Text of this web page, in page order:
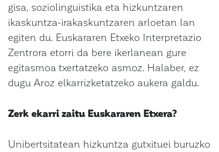
gisa, soziolinguistika eta hizkuntzaren
ikaskuntza-irakaskuntzaren arloetan lan
egiten du. Euskararen Etxeko Interpretazio
Zentrora etorri da bere ikerlanean gure
egitasmoa txertatzeko asmoz. Halaber, ez
dugu Aroz elkarrizketatzeko aukera galdu.
Zerk ekarri zaitu Euskararen Etxera?
Unibertsitatean hizkuntza gutxituei buruzko